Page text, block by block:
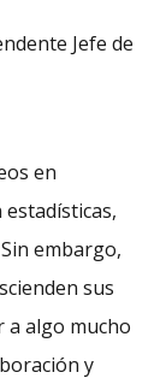
Jefe de
en
embargo,
sus
a algo mucho
y